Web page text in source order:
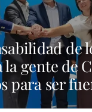
de
la gente de
para ser
Bruselas"